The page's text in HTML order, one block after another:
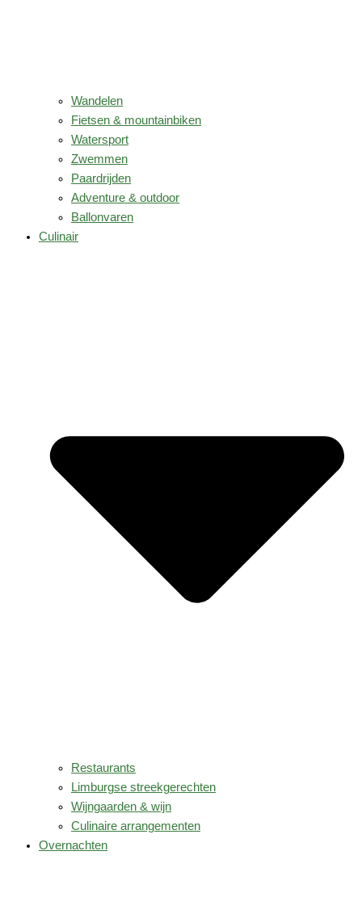
Wandelen
Fietsen & mountainbiken
Watersport
Zwemmen
Paardrijden
Adventure & outdoor
Ballonvaren
Culinair
Restaurants
Limburgse streekgerechten
Wijngaarden & wijn
Culinaire arrangementen
Overnachten